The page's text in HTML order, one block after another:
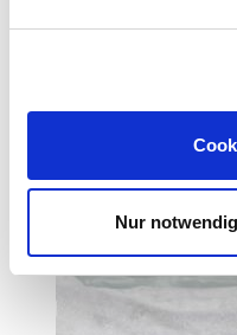
Nur